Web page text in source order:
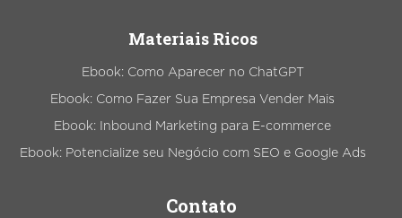
Materiais Ricos
Ebook: Como Aparecer no ChatGPT
Ebook: Como Fazer Sua Empresa Vender Mais
Ebook: Inbound Marketing para E-commerce
Ebook: Potencialize seu Negócio com SEO e Google Ads
Contato